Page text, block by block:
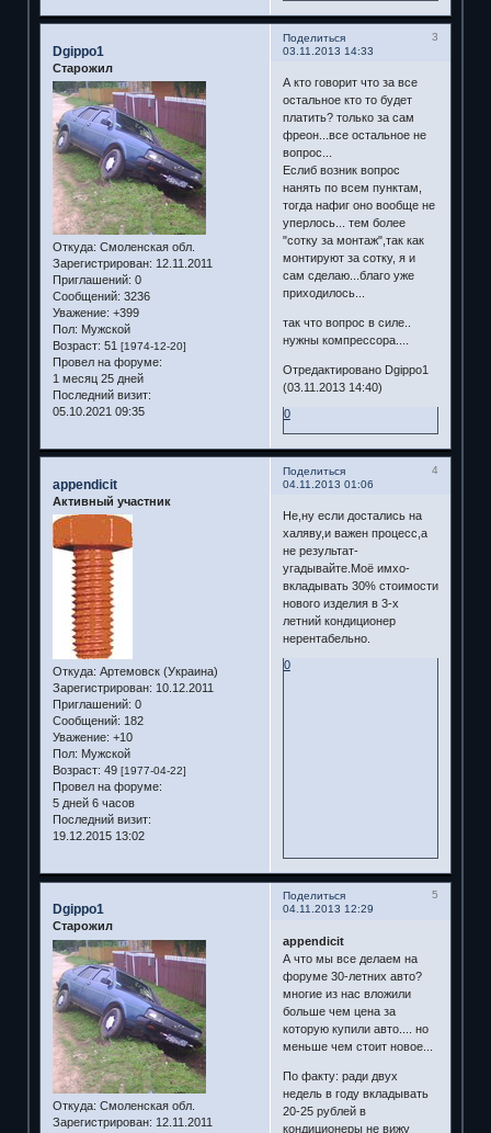
Поделиться
3
03.11.2013 14:33
Dgippo1
Старожил
Откуда: Смоленская обл.
Зарегистрирован: 12.11.2011
Приглашений: 0
Сообщений: 3236
Уважение: +399
Пол: Мужской
Возраст: 51 [1974-12-20]
Провел на форуме:
1 месяц 25 дней
Последний визит:
05.10.2021 09:35
А кто говорит что за все
остальное кто то будет
платить? только за сам
фреон...все остальное не
вопрос...
Еслиб возник вопрос
нанять по всем пунктам,
тогда нафиг оно вообще не
уперлось... тем более
"сотку за монтаж",так как
монтируют за сотку, я и
сам сделаю...благо уже
приходилось...
так что вопрос в силе..
нужны компрессора....
Отредактировано Dgippo1
(03.11.2013 14:40)
0
Поделиться
4
04.11.2013 01:06
appendicit
Активный участник
Откуда: Артемовск (Украина)
Зарегистрирован: 10.12.2011
Приглашений: 0
Сообщений: 182
Уважение: +10
Пол: Мужской
Возраст: 49 [1977-04-22]
Провел на форуме:
5 дней 6 часов
Последний визит:
19.12.2015 13:02
Не,ну если достались на
халяву,и важен процесс,а
не результат-
угадывайте.Моё имхо-
вкладывать 30% стоимости
нового изделия в 3-х
летний кондиционер
нерентабельно.
0
Поделиться
5
04.11.2013 12:29
Dgippo1
Старожил
Откуда: Смоленская обл.
Зарегистрирован: 12.11.2011
appendicit
А что мы все делаем на
форуме 30-летних авто?
многие из нас вложили
больше чем цена за
которую купили авто.... но
меньше чем стоит новое...
По факту: ради двух
недель в году вкладывать
20-25 рублей в
кондиционеры не вижу